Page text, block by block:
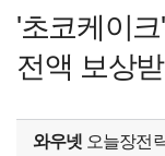
'초코케이
전액 보상
와우넷 오늘장전